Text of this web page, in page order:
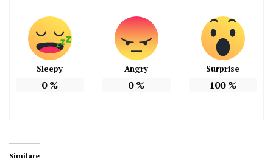
Sleepy
0%
Angry
0%
Surprise
100%
Similare